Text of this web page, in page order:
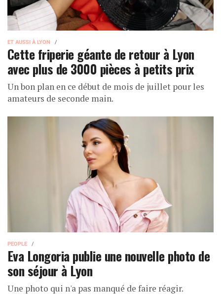
ET AUSSI À LYON
Cette friperie géante de retour à Lyon
avec plus de 3000 pièces à petits prix
Un bon plan en ce début de mois de juillet pour les
amateurs de seconde main.
PEOPLE
Eva Longoria publie une nouvelle photo de
son séjour à Lyon
Une photo qui n'a pas manqué de faire réagir.